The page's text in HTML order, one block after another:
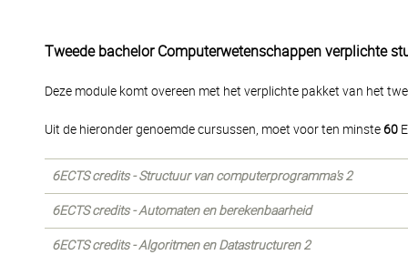
Tweede bachelor Computerwetenschappen verplichte
Deze module komt overeen met het verplichte pakket van het
Uit de hieronder genoemde cursussen, moet voor ten minste60
6ECTS credits - Structuur van computerprogramma's 2
6ECTS credits - Automaten en berekenbaarheid
6ECTS credits - Algoritmen en Datastructuren 2